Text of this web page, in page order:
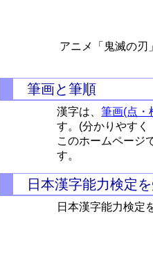
アニメ「鬼滅の刃
筆画と筆順
漢字は、筆画(点・
す。(分かりやす
このホームページ
す。
日本漢字能力検定
日本漢字能力検定